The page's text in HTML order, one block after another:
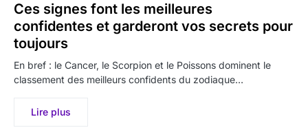
Ces signes font les meilleures
confidentes et garderont vos secrets pour
toujours
En bref : le Cancer, le Scorpion et le Poissons dominent le
classement des meilleurs confidents du zodiaque…
Lire plus